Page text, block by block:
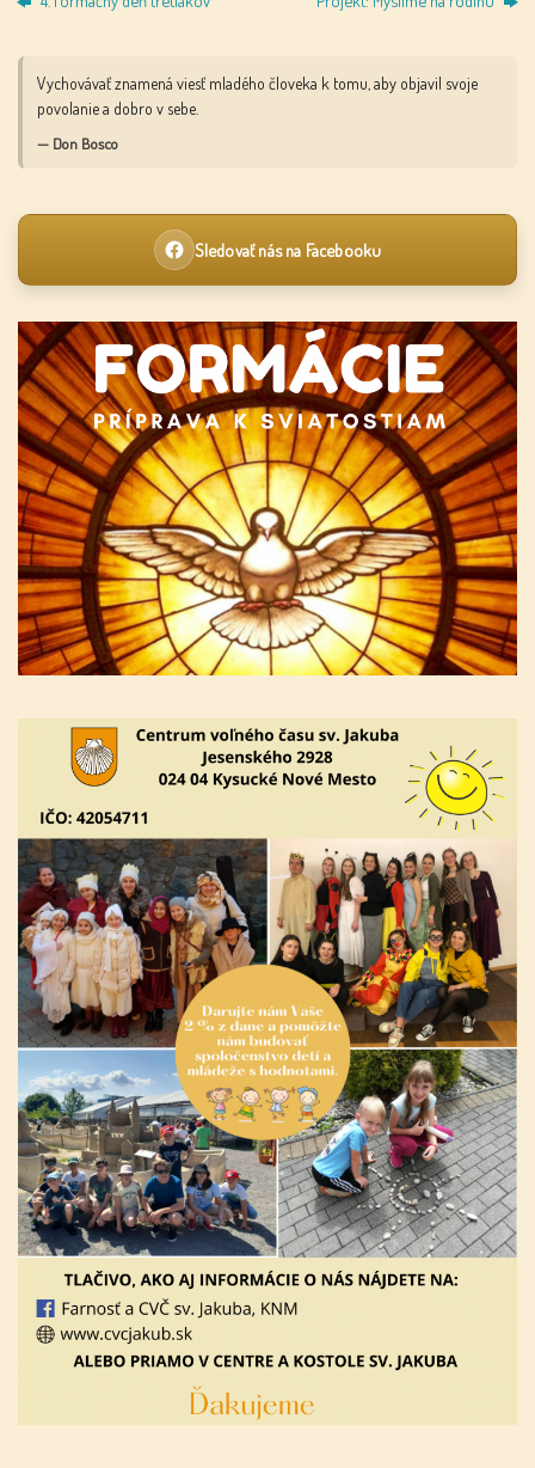
Vychovávať znamená viesť mladého človeka k tomu, aby objavil svoje
povolanie a dobro v sebe.
— Don Bosco
Sledovať nás na Facebooku